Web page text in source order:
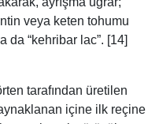
karşı dayanıklı
ve biyolojik süreçler
maruz kalma, yağmur, ve
gibi)